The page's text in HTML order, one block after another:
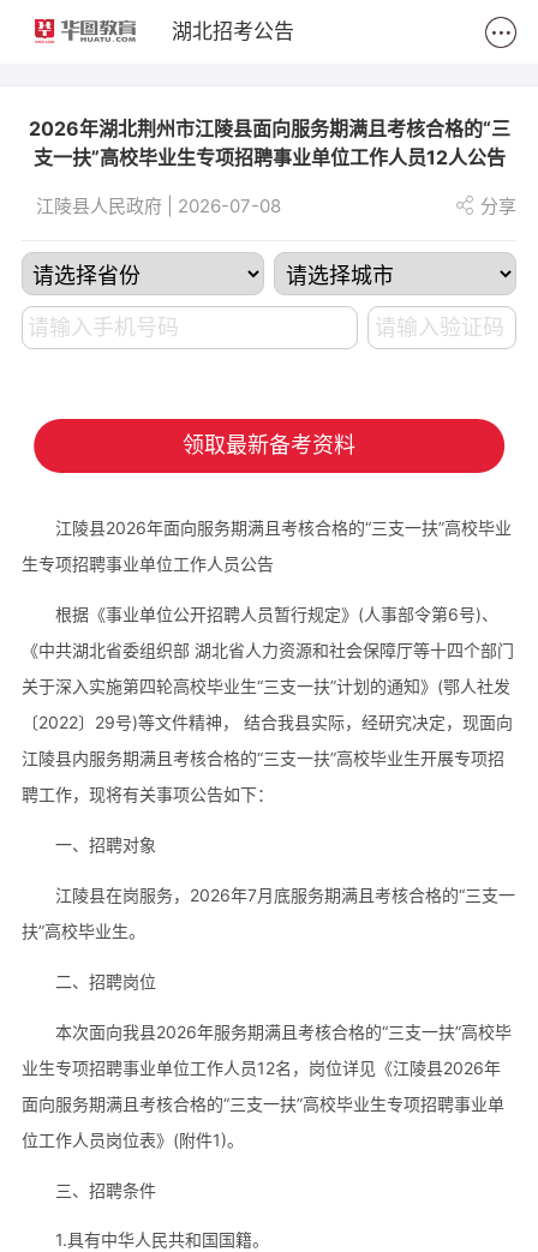
湖北招考公告
2026年湖北荆州市江陵县面向服务期满且考核合格的“三
支一扶”高校毕业生专项招聘事业单位工作人员12人公告
江陵县人民政府 | 2026-07-08 分享
领取最新备考资料
江陵县2026年面向服务期满且考核合格的“三支一扶”高校毕业
生专项招聘事业单位工作人员公告
根据《事业单位公开招聘人员暂行规定》(人事部令第6号)、
《中共湖北省委组织部 湖北省人力资源和社会保障厅等十四个部门
关于深入实施第四轮高校毕业生“三支一扶”计划的通知》(鄂人社发
〔2022〕29号)等文件精神， 结合我县实际，经研究决定，现面向
江陵县内服务期满且考核合格的“三支一扶”高校毕业生开展专项招
聘工作，现将有关事项公告如下：
一、招聘对象
江陵县在岗服务，2026年7月底服务期满且考核合格的“三支一
扶”高校毕业生。
二、招聘岗位
本次面向我县2026年服务期满且考核合格的“三支一扶”高校毕
业生专项招聘事业单位工作人员12名，岗位详见《江陵县2026年
面向服务期满且考核合格的“三支一扶”高校毕业生专项招聘事业单
位工作人员岗位表》(附件1)。
三、招聘条件
1.具有中华人民共和国国籍。